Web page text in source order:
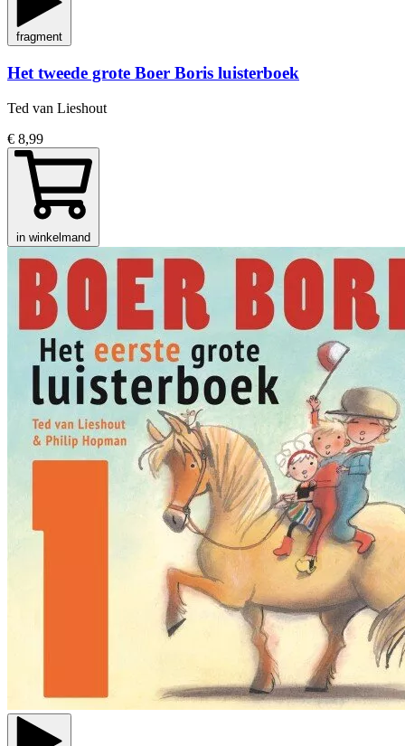
fragment
Het tweede grote Boer Boris luisterboek
Ted van Lieshout
€ 8,99
in winkelmand